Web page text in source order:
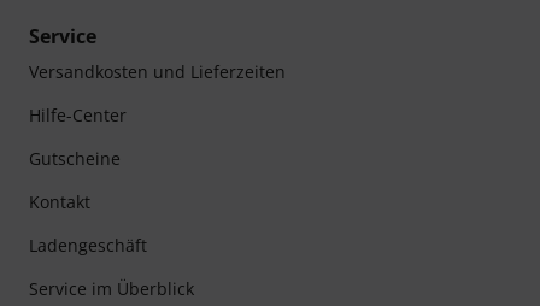
Service
Versandkosten und Lieferzeiten
Hilfe-Center
Gutscheine
Kontakt
Ladengeschäft
Service im Überblick